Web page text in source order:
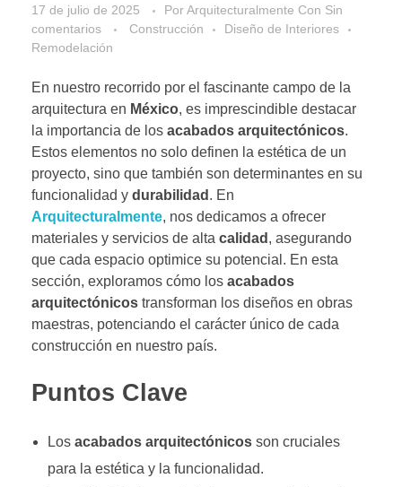
17 de julio de 2025 PorArquitecturalmente Con Sin
comentarios
Construcción
Diseño de Interiores
Remodelación
En nuestro recorrido por el fascinante campo de la
arquitectura en México, es imprescindible destacar
la importancia de los acabados arquitectónicos.
Estos elementos no solo definen la estética de un
proyecto, sino que también son determinantes en su
funcionalidad y durabilidad . En
Arquitecturalmente, nos dedicamos a ofrecer
materiales y servicios de alta calidad , asegurando
que cada espacio optimice su potencial. En esta
sección, exploramos cómo los acabados
arquitectónicos transforman los diseños en obras
maestras, potenciando el carácter único de cada
construcción en nuestro país.
Puntos Clave
Los acabados arquitectónicosson cruciales
para la estética y la funcionalidad.